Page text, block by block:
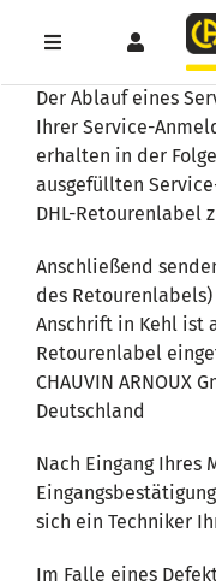
InhaltToggle
Service
Support
Unser Team
Katalog
Toggle
Menüeintrag
Products
search
Der Ablauf eines
Ihrer Service-
erhalten in der
ausgefüllten
DHL-Retourenlabel
Anschließend
des
Anschrift in Kehl ist
Retourenlabel
CHAUVIN ARNOUX
Deutschland
Nach Eingang Ihres
sich ein Techniker
Im Falle eines